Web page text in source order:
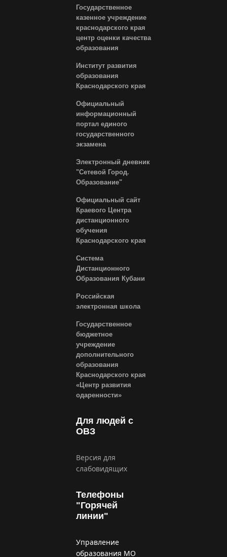
Государственное
казенное учреждение
краснодарского края
центр оценки качества
образования
Институт развития
образования
Краснодарского края
Официальный
информационный
портал единого
государственного
экзамена
Электронный дневник
"Сетевой Город.
Образование"
Официальный сайт
Краевого Центра
дистанционного
обучения
Краснодарского края
Система
Дистанционного
Образования Кубани
Российская
электронная школа
Государственное
бюджетное
учреждение
дополнительного
образования
Краснодарского края
«Центр развития
одаренности»
Для людей с
ОВЗ
Версия для
слабовидящих
Телефоны
"Горячей
линии"
Управление
образования МО